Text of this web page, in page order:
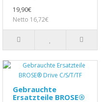
19,90€
Netto 16,72€
Gebrauchte
Ersatzteile BROSE®